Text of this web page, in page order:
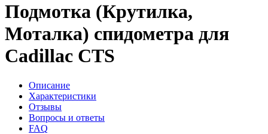
Подмотка (Крутилка,
Моталка) спидометра для
Cadillac CTS
Описание
Характеристики
Отзывы
Вопросы и ответы
FAQ